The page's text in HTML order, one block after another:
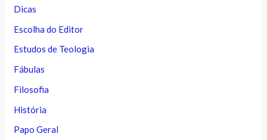
Dicas
Escolha do Editor
Estudos de Teologia
Fábulas
Filosofia
História
Papo Geral